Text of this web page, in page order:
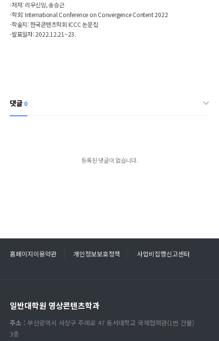
-저자: 리우신잉, 송승근
-학회: International Conference on Convergence Content 2022
-학술지: 한국콘텐츠학회 ICCC 논문집
-발표일자: 2022.12.21~23.
댓글 0
등록된 댓글이 없습니다.
홈페이지이용약관 개인정보보호정책 사업비집행신고센터
일반대학원 영상콘텐츠학과
주소 : 부산광역시 사상구 주례로 47 동서대학교 국제협력관(1번 건물)
3층